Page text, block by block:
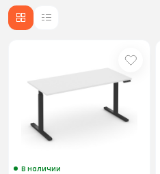
В наличии